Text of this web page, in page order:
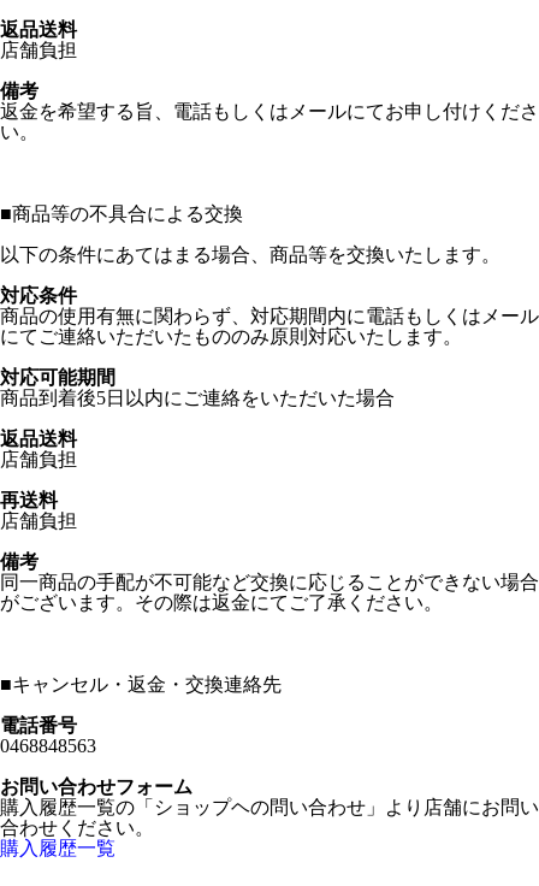
返品送料
店舗負担
備考
返金を希望する旨、電話もしくはメールにてお申し付けくださ
い。
■商品等の不具合による交換
以下の条件にあてはまる場合、商品等を交換いたします。
対応条件
商品の使用有無に関わらず、対応期間内に電話もしくはメール
にてご連絡いただいたもののみ原則対応いたします。
対応可能期間
商品到着後5日以内にご連絡をいただいた場合
返品送料
店舗負担
再送料
店舗負担
備考
同一商品の手配が不可能など交換に応じることができない場合
がございます。その際は返金にてご了承ください。
■キャンセル・返金・交換連絡先
電話番号
0468848563
お問い合わせフォーム
購入履歴一覧の「ショップヘの問い合わせ」より店舗にお問い
合わせください。
購入履歴一覧